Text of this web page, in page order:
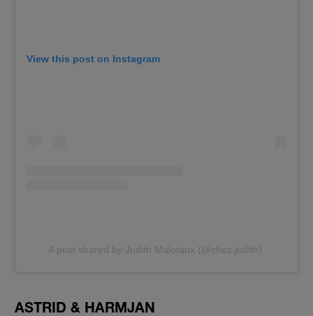
View this post on Instagram
A post shared by Judith Malotaux (@chez.judith)
ASTRID & HARMJAN